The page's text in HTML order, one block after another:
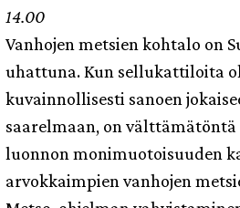
14.00
Vanhojen metsien kohtalo on
uhattuna. Kun sellukattiloita
kuvainnollisesti sanoen
saarelmaan, on
luonnon monimuotoisuuden
arvokkaimpien vanhojen